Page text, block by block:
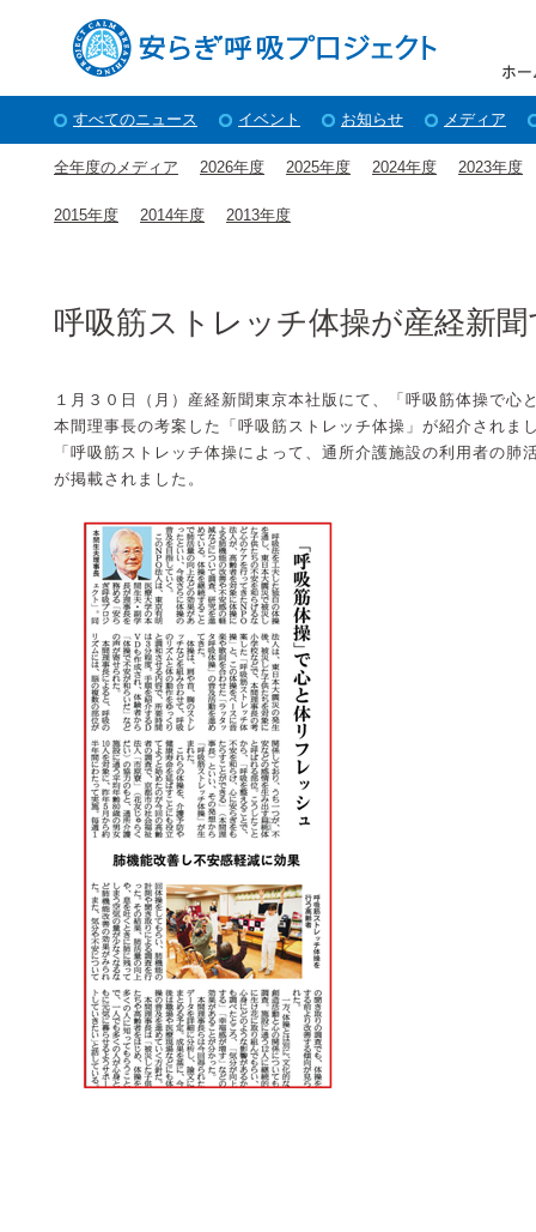
すべてのニュース イベント お知らせ メディア
全年度のメディア 2026年度 2025年度 2024年度 2023年度
2015年度 2014年度 2013年度
呼吸筋ストレッチ体操が産経新
１月３０日（月）産経新聞東京本社版にて、「呼吸筋体操で心
本間理事長の考案した「呼吸筋ストレッチ体操」が紹介されま
「呼吸筋ストレッチ体操によって、通所介護施設の利用者の
が掲載されました。